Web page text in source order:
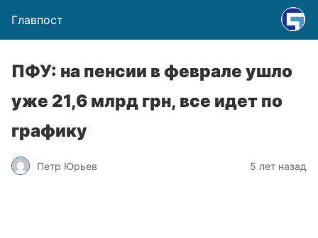
Главпост
ПФУ: на пенсии в феврале ушло
уже 21,6 млрд грн, все идет по
графику
Петр Юрьев 5 лет назад